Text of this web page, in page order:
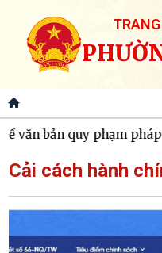
quy phạm pháp luật
Cải cách hành